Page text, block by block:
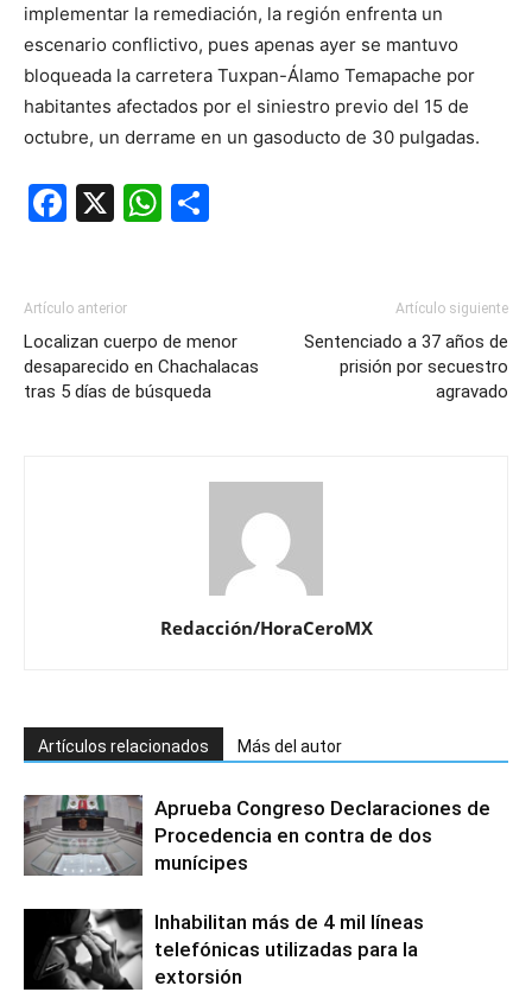
implementar la remediación, la región enfrenta un
escenario conflictivo, pues apenas ayer se mantuvo
bloqueada la carretera Tuxpan-Álamo Temapache por
habitantes afectados por el siniestro previo del 15 de
octubre, un derrame en un gasoducto de 30 pulgadas.
Facebook
X WhatsApp
Artículo anterior
Localizan cuerpo de menor
desaparecido en Chachalacas
tras 5 días de búsqueda
Artículo siguiente
Sentenciado a 37 años de
prisión por secuestro
agravado
Redacción/HoraCeroMX
Artículos relacionados Más del autor
Aprueba Congreso Declaraciones de
Procedencia en contra de dos
munícipes
Inhabilitan más de 4 mil líneas
telefónicas utilizadas para la
extorsión